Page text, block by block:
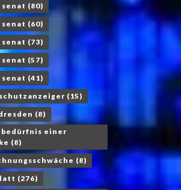
senat (80)
senat (60)
senat (73)
senat (57)
senat (41)
(15)
(8)
einer
(8)
(8)
(276)